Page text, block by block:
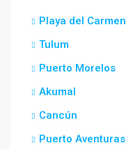
Playa del Carmen
Tulum
Puerto Morelos
Akumal
Cancún
Puerto Aventuras